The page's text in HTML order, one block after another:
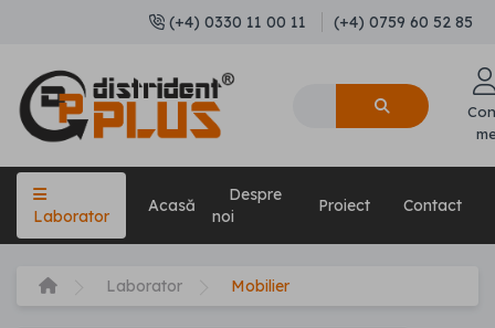
(+4) 0330 11 00 11 (+4) 0759 60 52 85
Laborator
Acasă
Despre
noi
Proiect Contact
Laborator Mobilier